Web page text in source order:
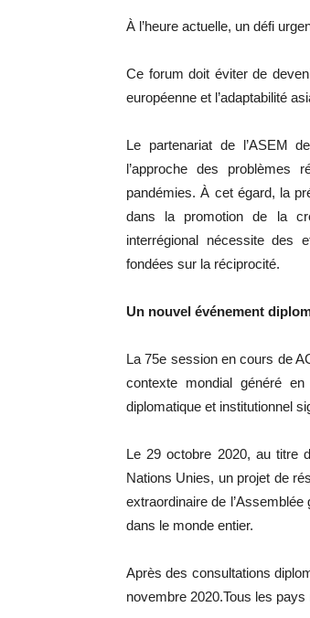
À l’heure actuelle, un défi
Ce forum doit éviter de
européenne et l’adaptabilité
Le partenariat de l’ASEM
l’approche des problèmes
pandémies. À cet égard, la
dans la promotion de la
interrégional nécessite des
fondées sur la réciprocité.
Un nouvel événement
La 75e session en cours de
contexte mondial généré
diplomatique et institutionnel
Le 29 octobre 2020, au titre
Nations Unies, un projet de
extraordinaire de
dans le monde entier.
Après des consultations
novembre 2020.Tous les